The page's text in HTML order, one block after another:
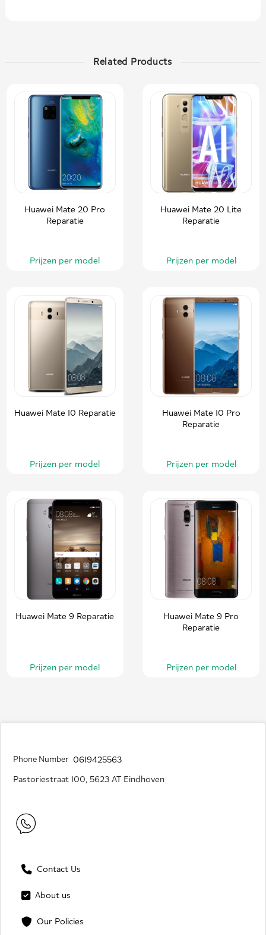
Related Products
Huawei Mate 20 Pro
Reparatie
Prijzen per model
Huawei Mate 20 Lite
Reparatie
Prijzen per model
Huawei Mate 10 Reparatie
Prijzen per model
Huawei Mate 10 Pro
Reparatie
Prijzen per model
Huawei Mate 9 Reparatie
Prijzen per model
Huawei Mate 9 Pro
Reparatie
Prijzen per model
Phone Number 0619425563
Pastoriestraat 100, 5623 AT Eindhoven
Contact Us
About us
Our Policies